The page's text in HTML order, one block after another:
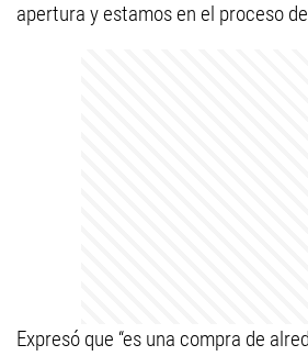
apertura y estamos en el proceso
Expresó que “es una compra de